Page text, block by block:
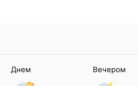
Днем Вечером